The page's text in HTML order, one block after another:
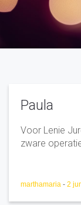
Paula
Voor Lenie
zware
marthamaria - 2